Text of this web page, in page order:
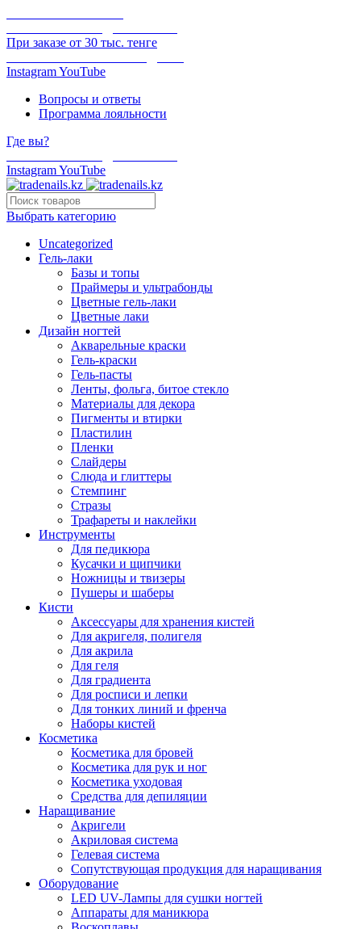
При заказе от 30 тыс. тенге
InstagramYouTube
Вопросы и ответы
Программа лояльности
Где вы?
InstagramYouTube
Выбрать категорию
Uncategorized
Гель-лаки
Базы и топы
Праймеры и ультрабонды
Цветные гель-лаки
Цветные лаки
Дизайн ногтей
Акварельные краски
Гель-краски
Гель-пасты
Ленты, фольга, битое стекло
Материалы для декора
Пигменты и втирки
Пластилин
Пленки
Слайдеры
Слюда и глиттеры
Стемпинг
Стразы
Трафареты и наклейки
Инструменты
Для педикюра
Кусачки и щипчики
Ножницы и твизеры
Пушеры и шаберы
Кисти
Аксессуары для хранения кистей
Для акригеля, полигеля
Для акрила
Для геля
Для градиента
Для росписи и лепки
Для тонких линий и френча
Наборы кистей
Косметика
Косметика для бровей
Косметика для рук и ног
Косметика уходовая
Средства для депиляции
Наращивание
Акригели
Акриловая система
Гелевая система
Сопутствующая продукция для наращивания
Оборудование
LED UV-Лампы для сушки ногтей
Аппараты для маникюра